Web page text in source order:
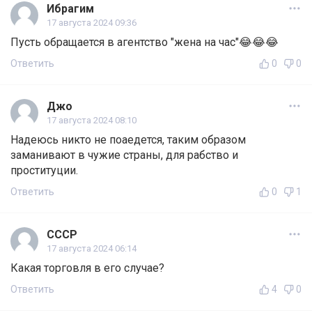
Ибрагим
17 августа 2024 09:36
Пусть обращается в агентство "жена на час"😂😂😂
Ответить 0 0
Джо
17 августа 2024 08:10
Надеюсь никто не поаедется, таким образом
заманивают в чужие страны, для рабство и
проституции.
Ответить 0 1
СССР
17 августа 2024 06:14
Какая торговля в его случае?
Ответить 4 0